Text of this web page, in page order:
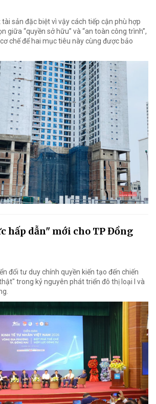
sản đặc biệt vì vậy cách tiếp cận phù hợp
giữa “quyền sở hữu” và “an toàn công trình”,
chế để hai mục tiêu này cùng được bảo
hấp dẫn" mới cho TP Đồng
đổi tư duy chính quyền kiến tạo đến chiến
trong kỷ nguyên phát triển đô thị loại I và